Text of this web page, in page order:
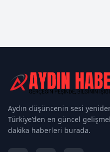
Aydın düşüncenin sesi
Türkiye’den en güncel
dakika haberleri burada.